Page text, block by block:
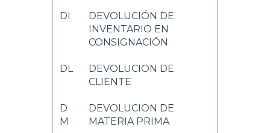
DI
DEVOLUCIÓN DE
INVENTARIO EN
CONSIGNACIÓN
DL
DEVOLUCION DE
CLIENTE
D
M
DEVOLUCION DE
MATERIA PRIMA